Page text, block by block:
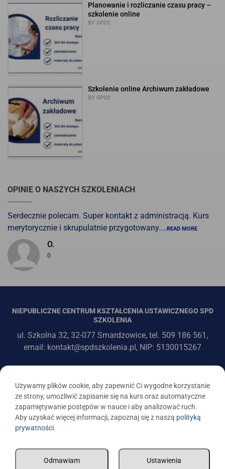
Planowanie i rozliczanie czasu pracy –
szkolenie online
BY SPD2
Szkolenie online Archiwum zakładowe
BY SPD2
OPINIE O NASZYCH SZKOLENIACH
Serdecznie polecam. Super kontakt z administracją. Kurs
merytorycznie i skrupulatnie przygotowany....READ MORE
O.
0
NIEPUBLICZNE CENTRUM KSZTAŁCENIA USTAWICZNEGO SPD
SZKOLENIA
ul. Szkolna 32, 32-077 Smardzowice, tel. 509 186 561,
email: kontakt@spdszkolenia.pl, NIP: 5130015267
Używamy plików cookie, aby zapewnić Ci wygodne korzystanie
ze strony, umożliwić zapisanie się na kurs oraz automatyczne
zapamiętywanie postępów w nauce i aby analizować ruch.
Aby uzyskać więcej informacji, zapoznaj się z naszą polityką
prywatności.
Ustawienia
Odmawiam